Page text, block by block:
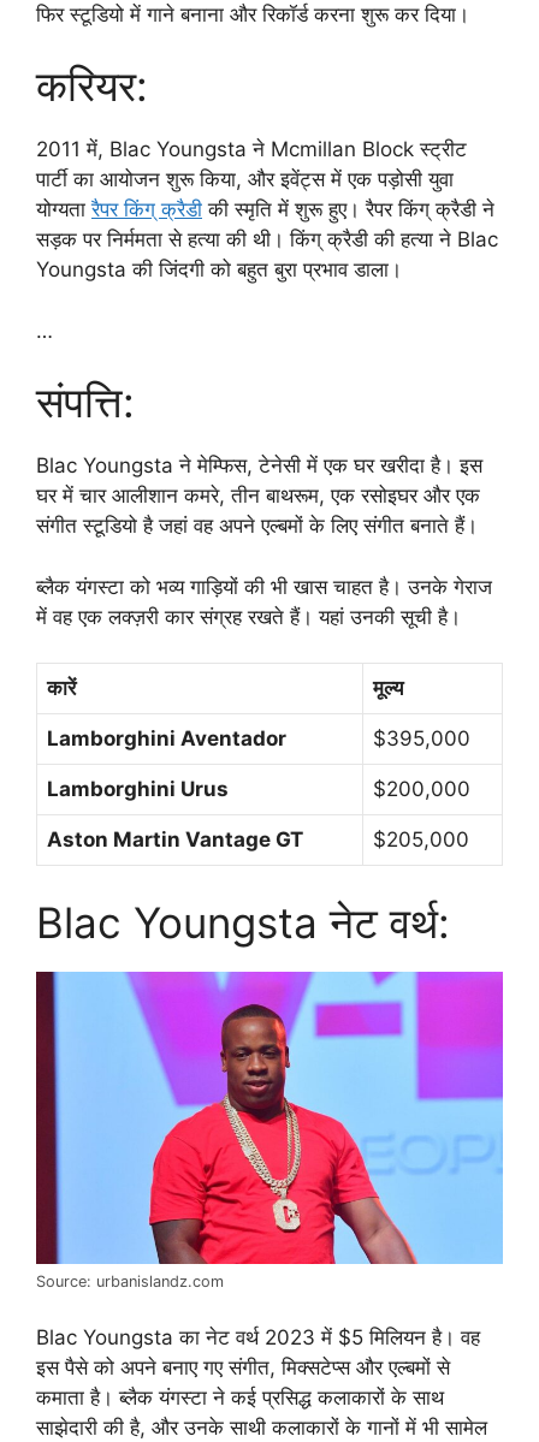
फिर स्टूडियो में गाने बनाना और रिकॉर्ड करना शुरू कर दिया।
करियर:
2011 में, Blac Youngsta ने Mcmillan Block स्ट्रीट
पार्टी का आयोजन शुरू किया, और इवेंट्स में एक पड़ोसी युवा
योग्यतारैपर किंग् क्रैडी की स्मृति में शुरू हुए। रैपर किंग् क्रैडी ने
सड़क पर निर्ममता से हत्या की थी। किंग् क्रैडी की हत्या ने Blac
Youngsta की जिंदगी को बहुत बुरा प्रभाव डाला।
…
संपत्ति:
Blac Youngsta ने मेम्फिस, टेनेसी में एक घर खरीदा है। इस
घर में चार आलीशान कमरे, तीन बाथरूम, एक रसोइघर और एक
संगीत स्टूडियो है जहां वह अपने एल्बमों के लिए संगीत बनाते हैं।
ब्लैक यंगस्टा को भव्य गाड़ियों की भी खास चाहत है। उनके गेराज
में वह एक लक्ज़री कार संग्रह रखते हैं। यहां उनकी सूची है।
कारें मूल्य
Lamborghini Aventador $395,000
Lamborghini Urus $200,000
Aston Martin Vantage GT $205,000
Blac Youngsta नेट वर्थ:
Source: urbanislandz.com
Blac Youngsta का नेट वर्थ 2023 में $5 मिलियन है। वह
इस पैसे को अपने बनाए गए संगीत, मिक्सटेप्स और एल्बमों से
कमाता है। ब्लैक यंगस्टा ने कई प्रसिद्ध कलाकारों के साथ
साझेदारी की है, और उनके साथी कलाकारों के गानों में भी सामेल